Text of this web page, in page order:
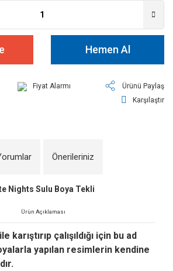
Hemen Al
Fiyat Alarmı
Ürünü Paylaş
Karşılaştır
Önerileriniz
Nights Sulu Boya Tekli
Ürün Açıklaması
karıştırıp çalışıldığı için bu ad
yapılan resimlerin kendine